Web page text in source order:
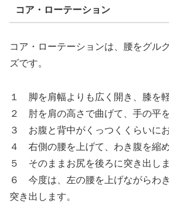
コア・ローテーション
コア・ローテーションは、腰をグル
ズです。
１ 脚を肩幅よりも広く開き、膝を
２ 肘を肩の高さで曲げて、手の平
３ お腹と背中がくっつくくらいに
４ 右側の腰を上げて、わき腹を縮め
５ そのままお尻を後ろに突き出しま
６ 今度は、左の腰を上げながらわ
突き出します。